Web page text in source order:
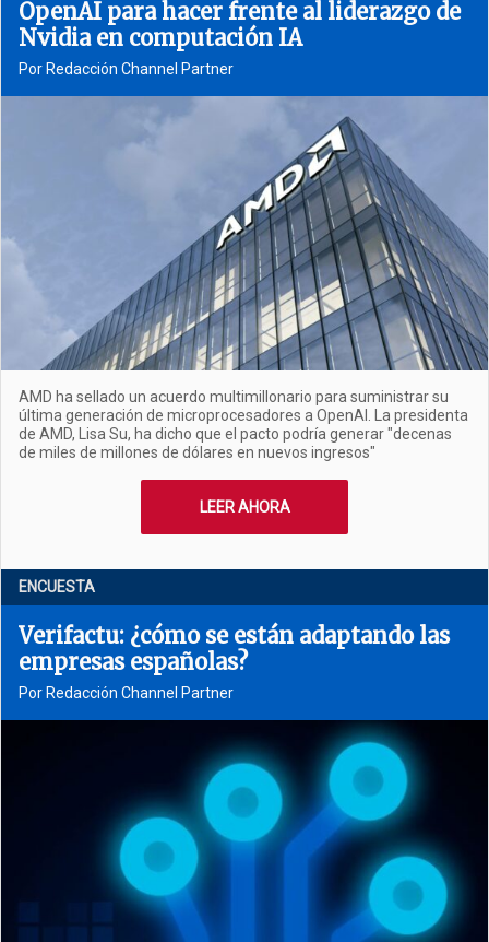
OpenAI para hacer frente al liderazgo de
Nvidia en computación IA
Por Redacción Channel Partner
AMD ha sellado un acuerdo multimillonario para suministrar su
última generación de microprocesadores a OpenAI. La presidenta
de AMD, Lisa Su, ha dicho que el pacto podría generar "decenas
de miles de millones de dólares en nuevos ingresos"
LEER AHORA
ENCUESTA
Verifactu: ¿cómo se están adaptando las
empresas españolas?
Por Redacción Channel Partner